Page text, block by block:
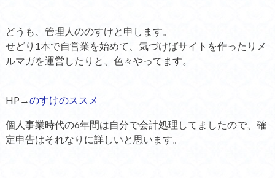
どうも、管理人ののすけと申します。
せどり1本で自営業を始めて、気づけばサイトを作ったりメ
ルマガを運営したりと、色々やってます。
HP→のすけのススメ
個人事業時代の6年間は自分で会計処理してましたので、確
定申告はそれなりに詳しいと思います。